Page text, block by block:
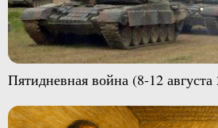
Пятидневная война (8-12 августа